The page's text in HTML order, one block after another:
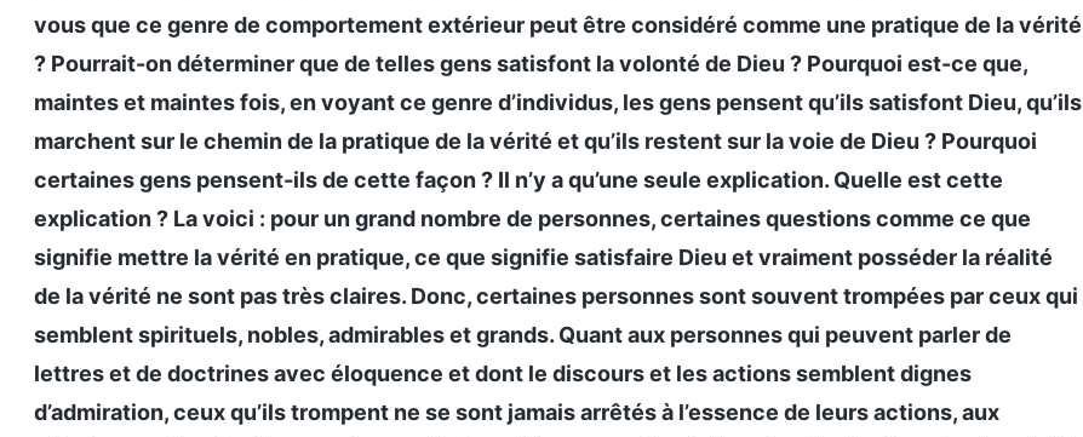
vous que ce genre de comportement extérieur peut être considéré comme une pratique de la vérité
? Pourrait-on déterminer que de telles gens satisfont la volonté de Dieu ? Pourquoi est-ce que,
maintes et maintes fois, en voyant ce genre d’individus, les gens pensent qu’ils satisfont Dieu, qu’ils
marchent sur le chemin de la pratique de la vérité et qu’ils restent sur la voie de Dieu ? Pourquoi
certaines gens pensent-ils de cette façon ? Il n’y a qu’une seule explication. Quelle est cette
explication ? La voici : pour un grand nombre de personnes, certaines questions comme ce que
signifie mettre la vérité en pratique, ce que signifie satisfaire Dieu et vraiment posséder la réalité
de la vérité ne sont pas très claires. Donc, certaines personnes sont souvent trompées par ceux qui
semblent spirituels, nobles, admirables et grands. Quant aux personnes qui peuvent parler de
lettres et de doctrines avec éloquence et dont le discours et les actions semblent dignes
d’admiration, ceux qu’ils trompent ne se sont jamais arrêtés à l’essence de leurs actions, aux